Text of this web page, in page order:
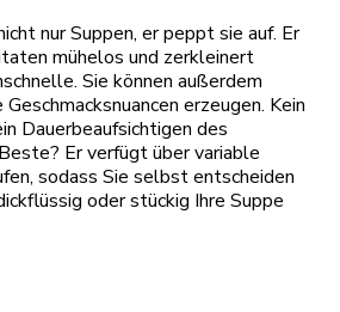
nur Suppen, er peppt sie auf. Er
mühelos und zerkleinert
Sie können außerdem
erzeugen. Kein
Dauerbeaufsichtigen des
Er verfügt über variable
sodass Sie selbst entscheiden
oder stückig Ihre Suppe